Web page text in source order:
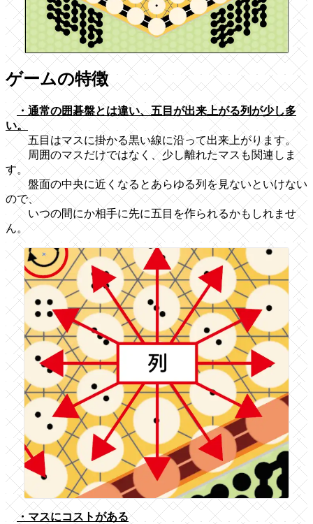
ゲームの特徴
・通常の囲碁盤とは違い、五目が出来上がる列が少し多
い。
五目はマスに掛かる黒い線に沿って出来上がります。
周囲のマスだけではなく、少し離れたマスも関連しま
す。
盤面の中央に近くなるとあらゆる列を見ないといけない
ので、
いつの間にか相手に先に五目を作られるかもしれませ
ん。
・マスにコストがある